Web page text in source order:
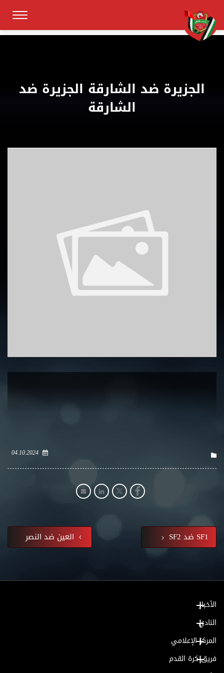
الجزيرة ضد الشارقة الجزيرة ضد
الشارقة
04.10.2024
العين ضد النصر SF1 ضد SF2
الأخبار
النادي
المركز الإعلامي
فريق كرة القدم